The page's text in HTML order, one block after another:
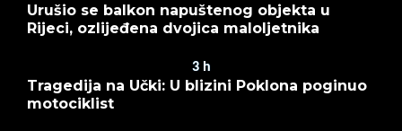
Urušio se balkon napuštenog objekta u
Rijeci, ozlijeđena dvojica maloljetnika
3 h
Tragedija na Učki: U blizini Poklona poginuo
motociklist